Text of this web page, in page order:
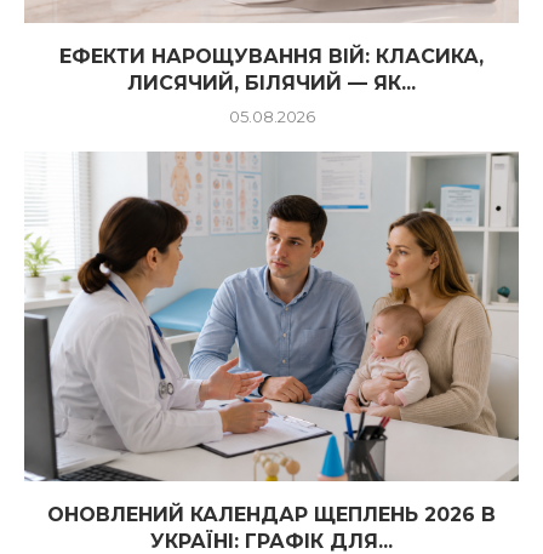
ЕФЕКТИ НАРОЩУВАННЯ ВІЙ: КЛАСИКА,
ЛИСЯЧИЙ, БІЛЯЧИЙ — ЯК...
05.08.2026
ОНОВЛЕНИЙ КАЛЕНДАР ЩЕПЛЕНЬ 2026 В
УКРАЇНІ: ГРАФІК ДЛЯ...